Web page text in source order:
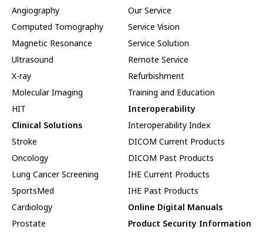
Angiography
Computed Tomography
Magnetic Resonance
Ultrasound
X-ray
Molecular Imaging
HIT
Clinical Solutions
Stroke
Oncology
Lung Cancer Screening
SportsMed
Cardiology
Prostate
Our Service
Service Vision
Service Solution
Remote Service
Refurbishment
Training and Education
Interoperability
Interoperability Index
DICOM Current Products
DICOM Past Products
IHE Current Products
IHE Past Products
Online Digital Manuals
Product Security Information